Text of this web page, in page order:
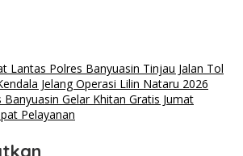
Lantas Polres Banyuasin Tinjau Jalan Tol
Jelang Operasi Lilin Nataru 2026
Banyuasin Gelar Khitan Gratis Jumat
Pelayanan